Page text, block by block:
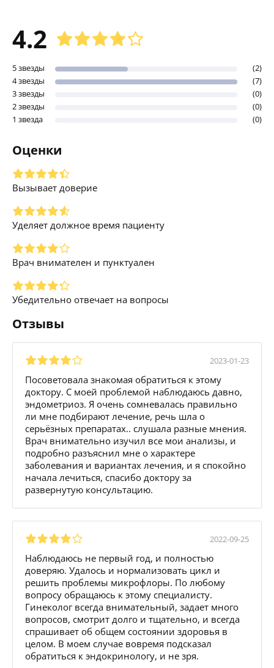
4.2
5 звезды
(2)
4 звезды
(7)
3 звезды
(0)
2 звезды
(0)
1 звезда
(0)
Оценки
Вызывает доверие
Уделяет должное время пациенту
Врач внимателен и пунктуален
Убедительно отвечает на вопросы
Отзывы
2023-01-23
Посоветовала знакомая обратиться к этому
доктору. С моей проблемой наблюдаюсь давно,
эндометриоз. Я очень сомневалась правильно
ли мне подбирают лечение, речь шла о
серьёзных препаратах.. слушала разные мнения.
Врач внимательно изучил все мои анализы, и
подробно разъяснил мне о характере
заболевания и вариантах лечения, и я спокойно
начала лечиться, спасибо доктору за
развернутую консультацию.
2022-09-25
Наблюдаюсь не первый год, и полностью
доверяю. Удалось и нормализовать цикл и
решить проблемы микрофлоры. По любому
вопросу обращаюсь к этому специалисту.
Гинеколог всегда внимательный, задает много
вопросов, смотрит долго и тщательно, и всегда
спрашивает об общем состоянии здоровья в
целом. В моем случае вовремя подсказал
обратиться к эндокринологу, и не зря.